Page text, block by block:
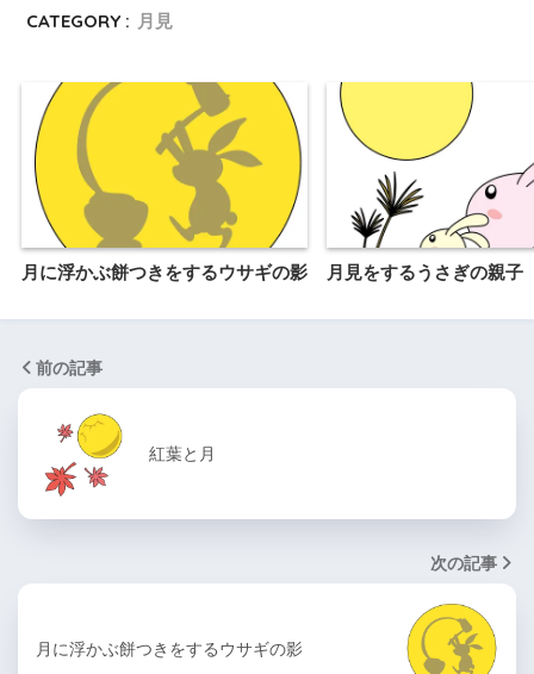
CATEGORY : 月見
月に浮かぶ餅つきをするウサギの影 月見をするうさぎの親子
前の記事
紅葉と月
次の記事
月に浮かぶ餅つきをするウサギの影